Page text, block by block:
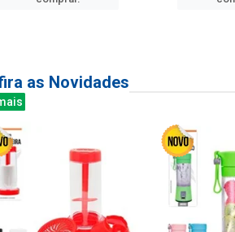
as Novidades